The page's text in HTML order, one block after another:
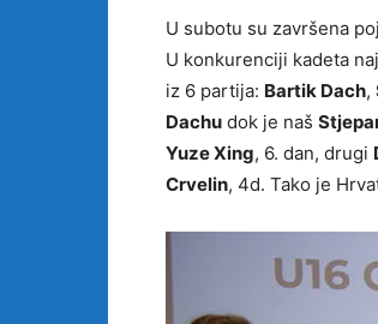
U subotu su završena
U konkurenciji kadeta
iz 6 partija: Bartik Dach,
Dachu dok je naš
Yuze Xing, 6. dan, drugi
Crvelin, 4d. Tako je